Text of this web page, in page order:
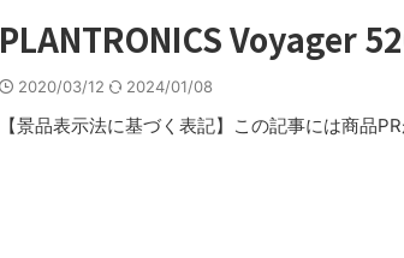
PLANTRONICS Voyager
2020/03/12 2024/01/08
【景品表示法に基づく表記】この記事には商品